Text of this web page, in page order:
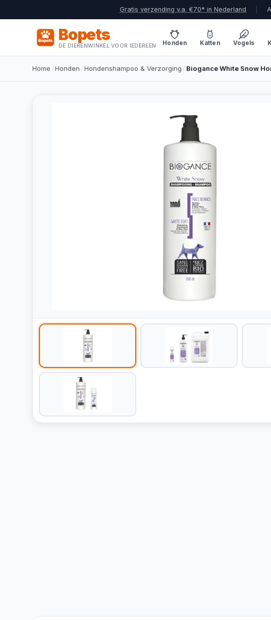
Gratis verzending v.a. €70* in Nederland
Bopets
DE DIERENWINKEL VOOR IEDEREEN Honden Katten Vogels
Home /Honden /Hondenshampoo & Verzorging / Biogance White Snow